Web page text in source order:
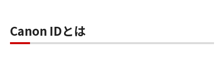
Canon IDとは